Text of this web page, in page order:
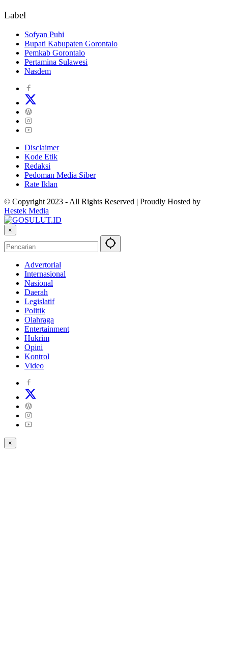
Label
Sofyan Puhi
Bupati Kabupaten Gorontalo
Pemkab Gorontalo
Pertamina Sulawesi
Nasdem
Disclaimer
Kode Etik
Redaksi
Pedoman Media Siber
Rate Iklan
© Copyright 2023 - All Rights Reserved | Proudly Hosted by
Hestek Media
×
Advertorial
Internasional
Nasional
Daerah
Legislatif
Politik
Olahraga
Entertainment
Hukrim
Opini
Kontrol
Video
×